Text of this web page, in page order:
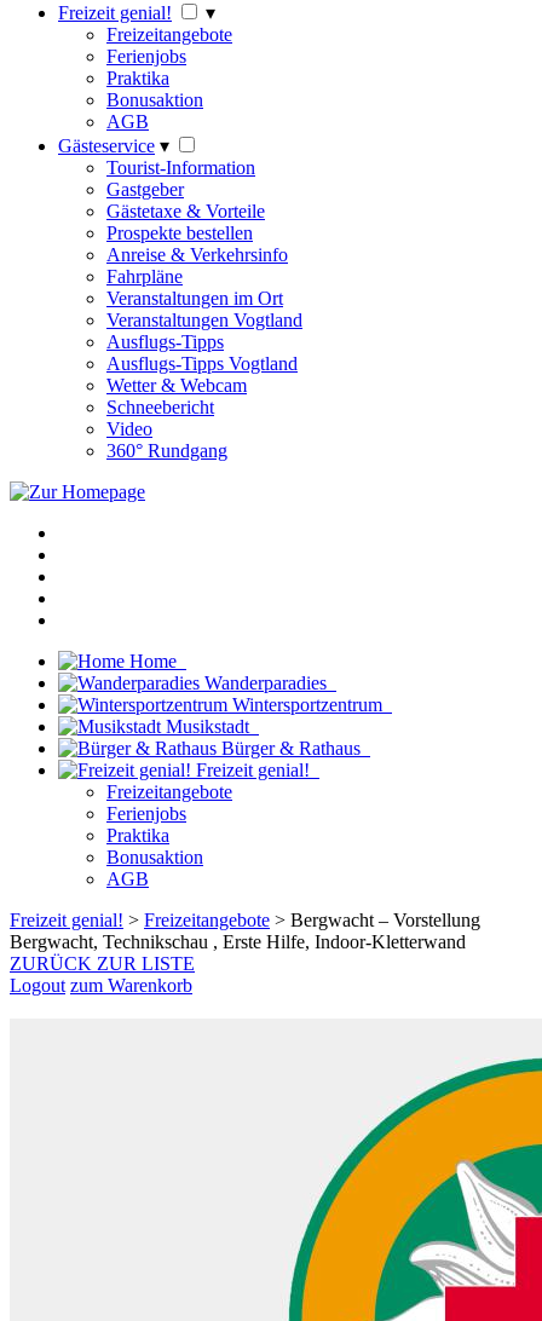
Freizeit genial!
▾
Freizeitangebote
Ferienjobs
Praktika
Bonusaktion
AGB
Gästeservice ▾
Tourist-Information
Gastgeber
Gästetaxe & Vorteile
Prospekte bestellen
Anreise & Verkehrsinfo
Fahrpläne
Veranstaltungen im Ort
Veranstaltungen Vogtland
Ausflugs-Tipps
Ausflugs-Tipps Vogtland
Wetter & Webcam
Schneebericht
Video
360° Rundgang
Home
Wanderparadies
Wintersportzentrum
Musikstadt
Bürger & Rathaus
Freizeit genial!
Freizeitangebote
Ferienjobs
Praktika
Bonusaktion
AGB
Freizeit genial! > Freizeitangebote > Bergwacht – Vorstellung
Bergwacht, Technikschau , Erste Hilfe, Indoor-Kletterwand
ZURÜCK ZUR LISTE
Logout zum Warenkorb